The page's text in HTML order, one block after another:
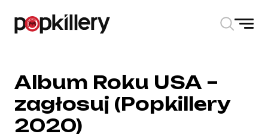
Album Roku USA –
zagłosuj (Popkillery
2020)